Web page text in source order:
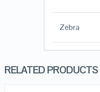
Zebra
RELATED PRODUCTS